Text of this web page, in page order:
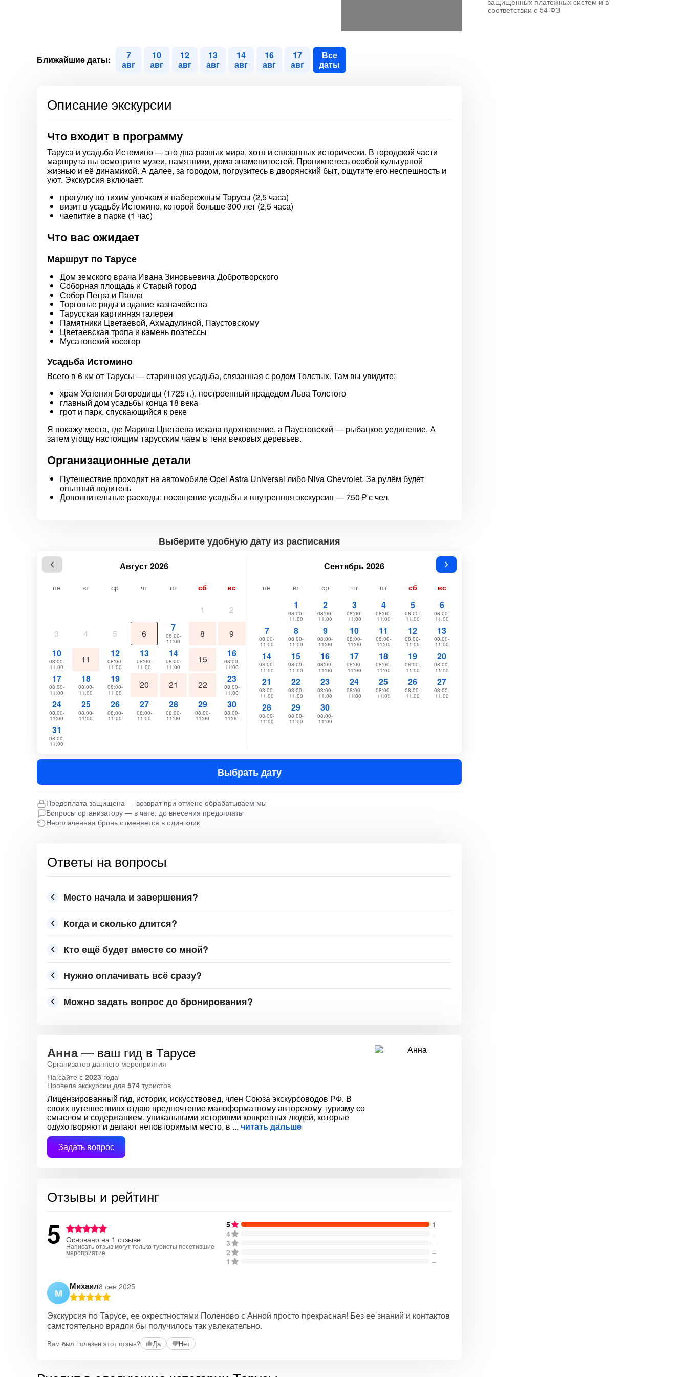
Ближайшие даты: 7
авг
10
авг
12
авг
13
авг
14
авг
16
авг
17
авг
Все
даты
Описание экскурсии
Что входит в программу
Таруса и усадьба Истомино — это два разных мира, хотя и связанных исторически. В городской части
маршрута вы осмотрите музеи, памятники, дома знаменитостей. Проникнетесь особой культурной
жизнью и её динамикой. А далее, за городом, погрузитесь в дворянский быт, ощутите его неспешность и
уют. Экскурсия включает:
прогулку по тихим улочкам и набережным Тарусы (2,5 часа)
визит в усадьбу Истомино, которой больше 300 лет (2,5 часа)
чаепитие в парке (1 час)
Что вас ожидает
Маршрут по Тарусе
Дом земского врача Ивана Зиновьевича Добротворского
Соборная площадь и Старый город
Собор Петра и Павла
Торговые ряды и здание казначейства
Тарусская картинная галерея
Памятники Цветаевой, Ахмадулиной, Паустовскому
Цветаевская тропа и камень поэтессы
Мусатовский косогор
Усадьба Истомино
Всего в 6 км от Тарусы — старинная усадьба, связанная с родом Толстых. Там вы увидите:
храм Успения Богородицы (1725 г.), построенный прадедом Льва Толстого
главный дом усадьбы конца 18 века
грот и парк, спускающийся к реке
Я покажу места, где Марина Цветаева искала вдохновение, а Паустовский — рыбацкое уединение. А
затем угощу настоящим тарусским чаем в тени вековых деревьев.
Организационные детали
Путешествие проходит на автомобиле Opel Astra Universal либо Niva Chevrolet. За рулём будет
опытный водитель
Дополнительные расходы: посещение усадьбы и внутренняя экскурсия — 750 ₽ с чел.
Выберите удобную дату из расписания
Август 2026
пн вт ср чт пт сб вс
1 2
3 4 5 6
7
08:00-
11:00
8
9
10
08:00-
11:00
11
12
08:00-
11:00
13
08:00-
11:00
14
08:00-
11:00
15
16
08:00-
11:00
17
08:00-
11:00
18
08:00-
11:00
19
08:00-
11:00
20 21 22
23
08:00-
11:00
24
08:00-
11:00
25
08:00-
11:00
26
08:00-
11:00
27
08:00-
11:00
28
08:00-
11:00
29
08:00-
11:00
30
08:00-
11:00
31
08:00-
11:00
Сентябрь 2026
пн вт ср чт пт сб вс
1
08:00-
11:00
2
08:00-
11:00
3
08:00-
11:00
4
08:00-
11:00
5
08:00-
11:00
6
08:00-
11:00
7
08:00-
11:00
8
08:00-
11:00
9
08:00-
11:00
10
08:00-
11:00
11
08:00-
11:00
12
08:00-
11:00
13
08:00-
11:00
14
08:00-
11:00
15
08:00-
11:00
16
08:00-
11:00
17
08:00-
11:00
18
08:00-
11:00
19
08:00-
11:00
20
08:00-
11:00
21
08:00-
11:00
22
08:00-
11:00
23
08:00-
11:00
24
08:00-
11:00
25
08:00-
11:00
26
08:00-
11:00
27
08:00-
11:00
28
08:00-
11:00
29
08:00-
11:00
30
08:00-
11:00
Выбрать дату
Предоплата защищена — возврат при отмене обрабатываем мы
Вопросы организатору — в чате, до внесения предоплаты
Неоплаченная бронь отменяется в один клик
Ответы на вопросы
Место начала и завершения?
Когда и сколько длится?
Кто ещё будет вместе со мной?
Нужно оплачивать всё сразу?
Можно задать вопрос до бронирования?
Анна— ваш гид в Тарусе
Организатор данного мероприятия
На сайте с 2023 года
Провела экскурсии для 574 туристов
Лицензированный гид, историк, искусствовед, член Союза экскурсоводов РФ. В
своих путешествиях отдаю предпочтение малоформатному авторскому туризму со
смыслом и содержанием, уникальными историями конкретных людей, которые
одухотворяют и делают неповторимым место, в
читать дальше
Задать вопрос
Отзывы и рейтинг
5 Основано на 1 отзыве
Написать отзыв могут только туристы посетившие
мероприятие
5
1
4
–
3
–
2
–
1
–
М
Михаил8 сен 2025
Экскурсия по Тарусе, ее окрестностями Поленово с Анной просто прекрасная! Без ее знаний и контактов
самстоятельно врядли бы получилось так увлекательно.
Вам был полезен этот отзыв? Да Нет
соответствии с 54-ФЗ